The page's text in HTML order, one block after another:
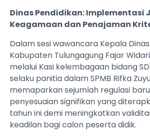
Dinas Pendidikan: Implementasi
Keagamaan dan Penajaman
Dalam sesi wawancara Kepala
Kabupaten Tulungagung Fajar
melalui Kasi kelembagaan bidang
selaku panitia dalam SPMB Rifka
memaparkan sejumlah regulasi
penyesuaian signifikan yang
tahun ini demi meningkatkan
keadilan bagi calon peserta didik.